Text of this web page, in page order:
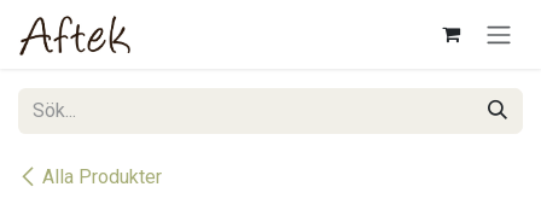
Hoppa till innehåll
Alla Produkter